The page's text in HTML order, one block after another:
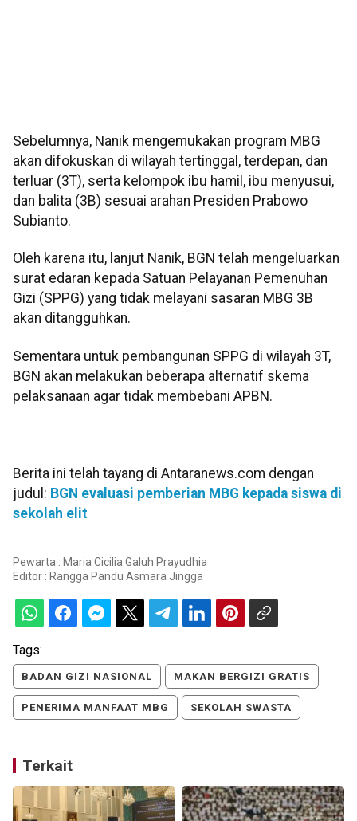
Sebelumnya, Nanik mengemukakan program MBG
akan difokuskan di wilayah tertinggal, terdepan, dan
terluar (3T), serta kelompok ibu hamil, ibu menyusui,
dan balita (3B) sesuai arahan Presiden Prabowo
Subianto.
Oleh karena itu, lanjut Nanik, BGN telah mengeluarkan
surat edaran kepada Satuan Pelayanan Pemenuhan
Gizi (SPPG) yang tidak melayani sasaran MBG 3B
akan ditangguhkan.
Sementara untuk pembangunan SPPG di wilayah 3T,
BGN akan melakukan beberapa alternatif skema
pelaksanaan agar tidak membebani APBN.
Berita ini telah tayang di Antaranews.com dengan
judul: BGN evaluasi pemberian MBG kepada siswa di
sekolah elit
Pewarta : Maria Cicilia Galuh Prayudhia
Editor : Rangga Pandu Asmara Jingga
Tags:
BADAN GIZI NASIONAL MAKAN BERGIZI GRATIS
PENERIMA MANFAAT MBG SEKOLAH SWASTA
Terkait